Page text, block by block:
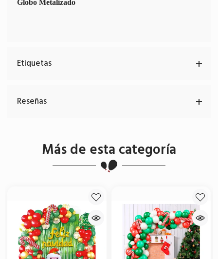
Globo Metalizado
Etiquetas
Reseñas
Más de esta categoría